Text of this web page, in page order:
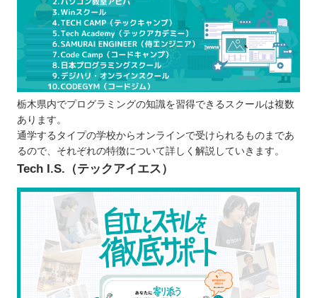
自分の学びたい言語を習得できるか
就職や転職へのサポートを行っているか
料金設定や規約内容に問題はないか
プログラムスクールで学習するメリット
効率的にプログラミングを学べる
自分だけでは理解しにくい場所も質問でき
る
ポートフォリオの制作にもつながる
現場に役立つスキルが身に付く
プログラムスクールで学ぶ際の注意点
なぜプログラミングを学ぶのか目的をはっ
きりさせる
継続できるか慎重に考える
無料体験には積極的に参加してみる
栃木で自分に合ったプログラムスクールを選ぼ
栃木県内でプログラミングの知識を習得できるスクールは複数
あります。
通学するタイプの学校からオンラインで受けられるものまであ
るので、それぞれの特徴について詳しく解説していきます。
Tech I.S.（テックアイエス）